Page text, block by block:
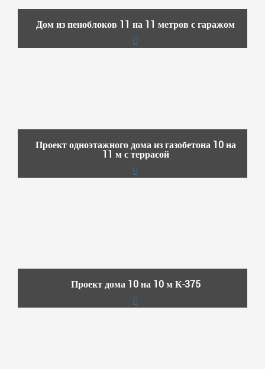
Дом из пеноблоков 11 на 11 метров с гаражом
Проект одноэтажного дома из газобетона 10 на
11 м с террасой
Проект дома 10 на 10 м К-375